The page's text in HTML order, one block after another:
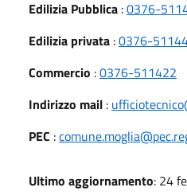
Edilizia Pubblica :0376-
Edilizia privata :0376-
Commercio :0376-511422
Indirizzo mail :
PEC :
Ultimo aggiornamento: 24